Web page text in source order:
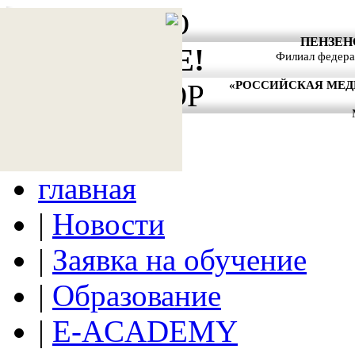
АКТУАЛЬНО
ВНИМАНИЕ!
АНТИТЕРРОР
Филиал
«РОССИЙСКАЯ
главная
| Новости
| Заявка на обучение
| Образование
| E-ACADEMY